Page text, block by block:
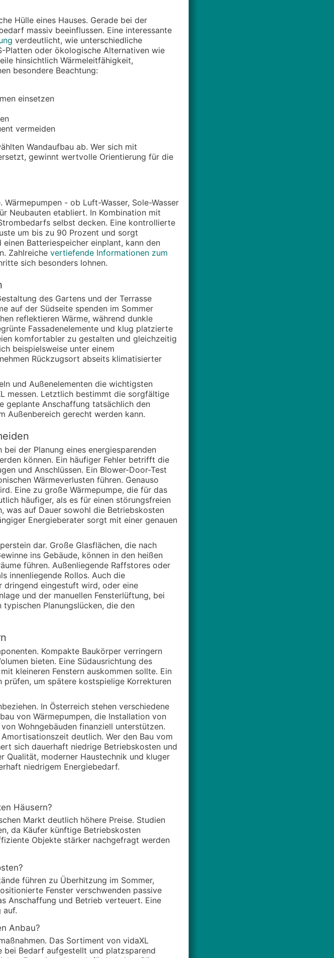
Hülle eines Hauses. Gerade bei der
massiv beeinflussen. Eine interessante
verdeutlicht, wie unterschiedliche
Platten oder ökologische Alternativen wie
hinsichtlich Wärmeleitfähigkeit,
besondere Beachtung:
einsetzen
vermeiden
Wandaufbau ab. Wer sich mit
gewinnt wertvolle Orientierung für die
- ob Luft-Wasser, Sole-Wasser
Neubauten etabliert. In Kombination mit
selbst decken. Eine kontrollierte
um bis zu 90 Prozent und sorgt
Batteriespeicher einplant, kann den
Zahlreiche vertiefende Informationen zum
sich besonders lohnen.
des Gartens und der Terrasse
auf der Südseite spenden im Sommer
reflektieren Wärme, während dunkle
Fassadenelemente und klug platzierte
komfortabler zu gestalten und gleichzeitig
beispielsweise unter einem
Rückzugsort abseits klimatisierter
und Außenelementen die wichtigsten
messen. Letztlich bestimmt die sorgfältige
geplante Anschaffung tatsächlich den
Außenbereich gerecht werden kann.
der Planung eines energiesparenden
können. Ein häufiger Fehler betrifft die
und Anschlüssen. Ein Blower-Door-Test
Wärmeverlusten führen. Genauso
Eine zu große Wärmepumpe, die für das
häufiger, als es für einen störungsfreien
was auf Dauer sowohl die Betriebskosten
Energieberater sorgt mit einer genauen
dar. Große Glasflächen, die nach
ins Gebäude, können in den heißen
führen. Außenliegende Raffstores oder
innenliegende Rollos. Auch die
dringend eingestuft wird, oder eine
und der manuellen Fensterlüftung, bei
Planungslücken, die den
Kompakte Baukörper verringern
bieten. Eine Südausrichtung des
kleineren Fenstern auskommen sollte. Ein
um spätere kostspielige Korrekturen
In Österreich stehen verschiedene
von Wärmepumpen, die Installation von
Wohngebäuden finanziell unterstützen.
deutlich. Wer den Bau vom
sich dauerhaft niedrige Betriebskosten und
Qualität, moderner Haustechnik und kluger
niedrigem Energiebedarf.
Häusern?
Markt deutlich höhere Preise. Studien
da Käufer künftige Betriebskosten
Objekte stärker nachgefragt werden
führen zu Überhitzung im Sommer,
Fenster verschwenden passive
Anschaffung und Betrieb verteuert. Eine
auf.
Anbau?
Das Sortiment von vidaXL
bei Bedarf aufgestellt und platzsparend